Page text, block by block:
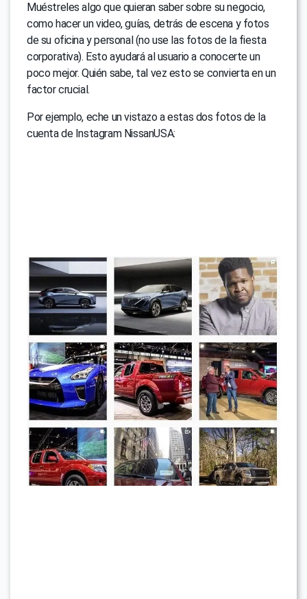
Muéstreles algo que quieran saber sobre su negocio,
como hacer un video, guías, detrás de escena y fotos
de su oficina y personal (no use las fotos de la fiesta
corporativa). Esto ayudará al usuario a conocerte un
poco mejor. Quién sabe, tal vez esto se convierta en un
factor crucial.
Por ejemplo, eche un vistazo a estas dos fotos de la
cuenta de Instagram NissanUSA: